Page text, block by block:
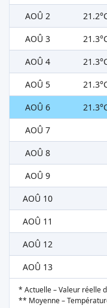
AOÛ 2
AOÛ 3
AOÛ 4
AOÛ 5
AOÛ 6
AOÛ 7
AOÛ 8
AOÛ 9
AOÛ 10
AOÛ 11
AOÛ 12
AOÛ 13
* Actuelle – Valeur réelle
** Moyenne –